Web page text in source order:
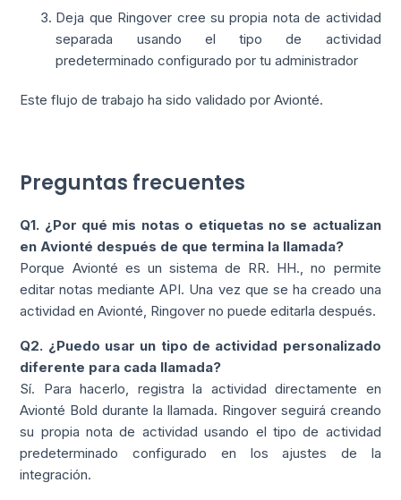
Deja que Ringover cree su propia nota de actividad
separada usando el tipo de actividad
predeterminado configurado por tu administrador
Este flujo de trabajo ha sido validado por Avionté.
Preguntas frecuentes
Q1. ¿Por qué mis notas o etiquetas no se actualizan
en Avionté después de que termina la llamada?
Porque Avionté es un sistema de RR. HH., no permite
editar notas mediante API. Una vez que se ha creado una
actividad en Avionté, Ringover no puede editarla después.
Q2. ¿Puedo usar un tipo de actividad personalizado
diferente para cada llamada?
Sí. Para hacerlo, registra la actividad directamente en
Avionté Bold durante la llamada. Ringover seguirá creando
su propia nota de actividad usando el tipo de actividad
predeterminado configurado en los ajustes de la
integración.